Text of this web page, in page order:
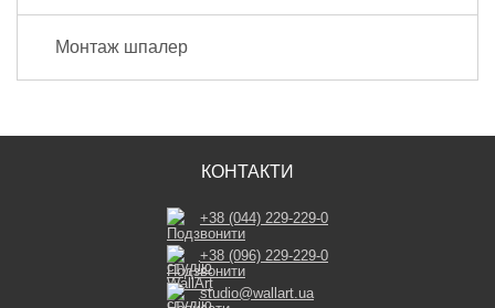
Монтаж шпалер
КОНТАКТИ
+38 (044) 229-229-0
+38 (096) 229-229-0
studio@wallart.ua